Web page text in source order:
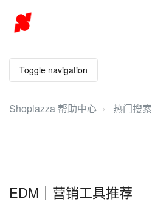
Toggle navigation
Shoplazza 帮助中心 热门搜索
EDM｜营销工具推荐